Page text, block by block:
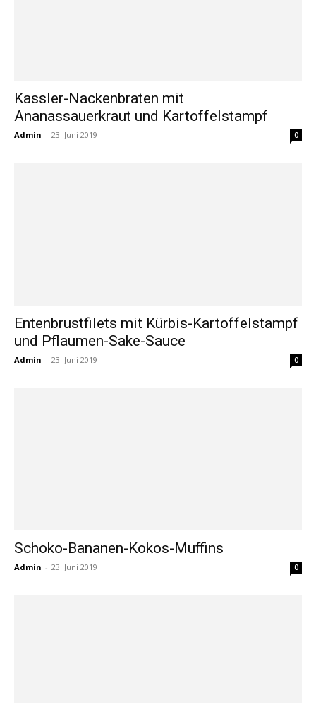
Kassler-Nackenbraten mit
Ananassauerkraut und Kartoffelstampf
Admin - 23. Juni 2019 0
Entenbrustfilets mit Kürbis-Kartoffelstampf
und Pflaumen-Sake-Sauce
Admin - 23. Juni 2019 0
Schoko-Bananen-Kokos-Muffins
Admin - 23. Juni 2019 0